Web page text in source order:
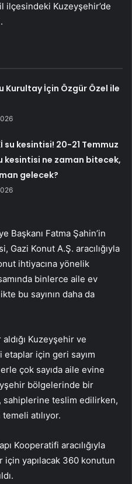
ilçesindeki Kuzeyşehir’de
Kurultay İçin Özgür Özel ile
su kesintisi! 20-21 Temmuz
kesintisi ne zaman bitecek,
gelecek?
Başkanı Fatma Şahin’in
Gazi Konut A.Ş. aracılığıyla
ihtiyacına yönelik
binlerce aile ev
bu sayının daha da
Kuzeyşehir ve
için geri sayım
çok sayıda aile evine
bölgelerinde bir
sahiplerine teslim edilirken,
atılıyor.
Kooperatifi aracılığıyla
için yapılacak 360 konutun